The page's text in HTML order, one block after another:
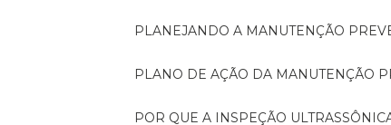
PLANEJANDO A MANUTENÇÃO
PLANO DE AÇÃO DA MANUTENÇÃO
POR QUE A INSPEÇÃO